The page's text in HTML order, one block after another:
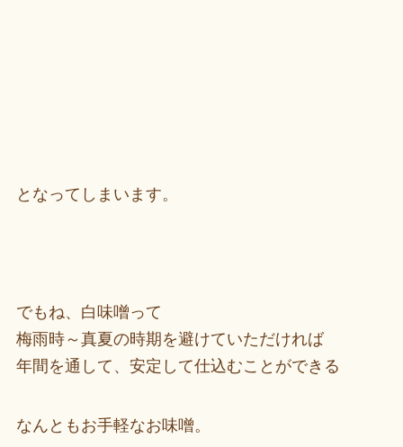
となってしまいます。
でもね、白味噌って
梅雨時～真夏の時期を避けていただければ
年間を通して、安定して仕込むことができる
なんともお手軽なお味噌。